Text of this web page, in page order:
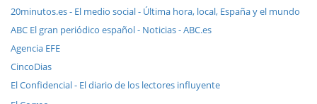
20minutos.es - El medio social - Última hora, local, España y el mundo
ABC El gran periódico español - Noticias - ABC.es
Agencia EFE
CincoDias
El Confidencial - El diario de los lectores influyente